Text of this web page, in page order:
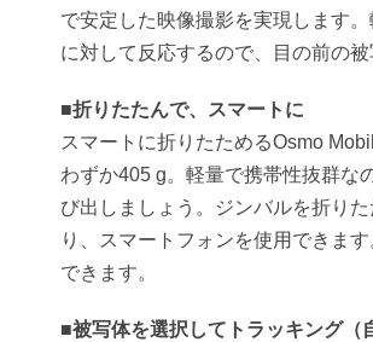
で安定した映像撮影を実現します
に対して反応するので、目の前の
■折りたたんで、スマートに
スマートに折りたためるOsmo
わずか405 g。軽量で携帯性抜群な
び出しましょう。ジンバルを折り
り、スマートフォンを使用できま
できます。
■被写体を選択してトラッキング（